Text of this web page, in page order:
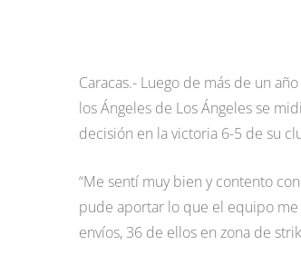
Caracas.- Luego de más de un
los Ángeles de Los Ángeles se
decisión en la victoria 6-5 de su
“Me sentí muy bien y contento
pude aportar lo que el equipo me
envíos, 36 de ellos en zona de